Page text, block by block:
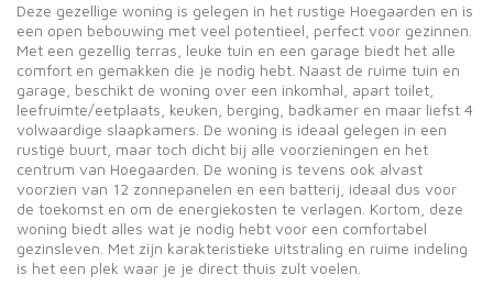
Deze gezellige woning is gelegen in het rustige Hoegaarden en is
een open bebouwing met veel potentieel, perfect voor gezinnen.
Met een gezellig terras, leuke tuin en een garage biedt het alle
comfort en gemakken die je nodig hebt. Naast de ruime tuin en
garage, beschikt de woning over een inkomhal, apart toilet,
leefruimte/eetplaats, keuken, berging, badkamer en maar liefst 4
volwaardige slaapkamers. De woning is ideaal gelegen in een
rustige buurt, maar toch dicht bij alle voorzieningen en het
centrum van Hoegaarden. De woning is tevens ook alvast
voorzien van 12 zonnepanelen en een batterij, ideaal dus voor
de toekomst en om de energiekosten te verlagen. Kortom, deze
woning biedt alles wat je nodig hebt voor een comfortabel
gezinsleven. Met zijn karakteristieke uitstraling en ruime indeling
is het een plek waar je je direct thuis zult voelen.